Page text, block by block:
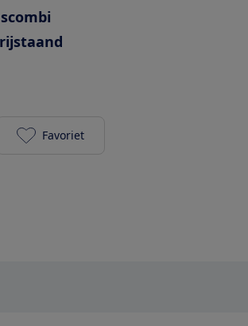
Samsung RB34C602DSA
Favoriet